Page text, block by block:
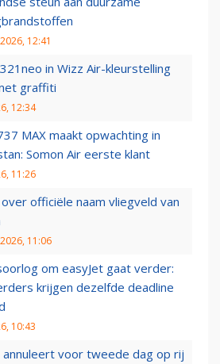
12:41
in Wizz Air-kleurstelling
graffiti
12:34
MAX maakt opwachting in
Somon Air eerste klant
11:26
officiële naam vliegveld van
11:06
om easyJet gaat verder:
krijgen dezelfde deadline
10:43
annuleert voor tweede dag op rij